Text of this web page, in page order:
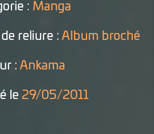
: Manga
reliure : Album broché
: Ankama
le 29/05/2011